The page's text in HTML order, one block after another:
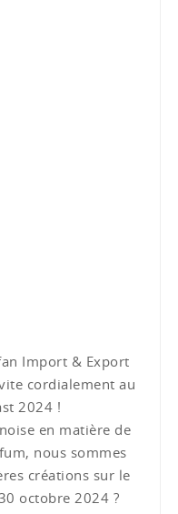
Import & Export
cordialement au
2024 !
en matière de
nous sommes
créations sur le
octobre 2024 ?